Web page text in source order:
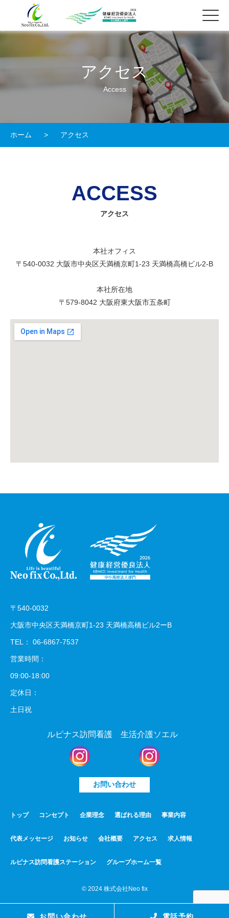
アクセス
Access
ホーム > アクセス
ACCESS
アクセス
本社オフィス
〒540-0032 大阪市中央区天満橋京町1-23 天満橋高橋ビル2-B
本社所在地
〒579-8042 大阪府東大阪市五条町
〒540-0032
大阪市中央区天満橋京町1-23 天満橋高橋ビル2ーB
TEL： 06-6867-7537
営業時間：
09:00-18:00
定休日：
土日祝
ルピナス訪問看護 生活介護ソエル
お問い合わせ
トップ コンセプト 企業理念 選ばれる理由 事業内容
代表メッセージ お知らせ 会社概要 アクセス 求人情報
ルピナス訪問看護ステーション グループホーム一覧
©︎ 2024 株式会社Neo fix
お問い合わせ 電話予約